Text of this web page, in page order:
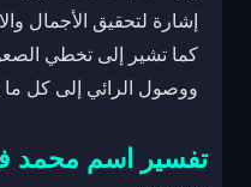
إشارة لتحقيق الأجمال
كما تشير إلى تخطي
ووصول الرائي إلى كل ما
تفسير اسم محمد